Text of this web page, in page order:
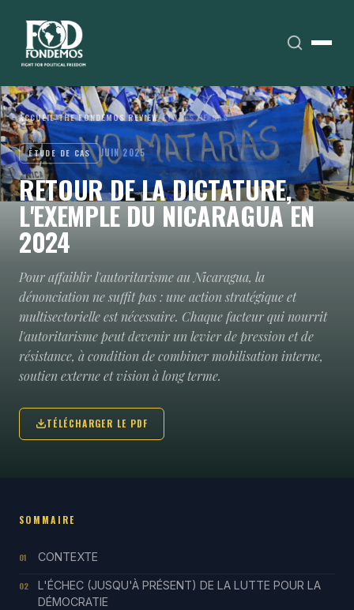
ACCUEIL›THE FONDEMOS REVIEW›ÉTUDES DE CAS
ÉTUDE DE CAS JUIN 2025
RETOUR DE LA DICTATURE,
L'EXEMPLE DU NICARAGUA EN
2024
Pour affaiblir l'autoritarisme au Nicaragua, la
dénonciation ne suffit pas : une action stratégique et
multisectorielle est nécessaire. Chaque facteur qui nourrit
l'autoritarisme peut devenir un levier de pression et de
résistance, à condition de combiner mobilisation interne,
soutien externe et vision à long terme.
TÉLÉCHARGER LE PDF
SOMMAIRE
01 CONTEXTE
02
L'ÉCHEC (JUSQU'À PRÉSENT) DE LA LUTTE POUR LA
DÉMOCRATIE